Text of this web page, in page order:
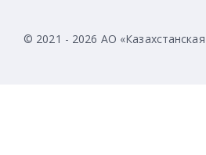
© 2021 - 2026 АО